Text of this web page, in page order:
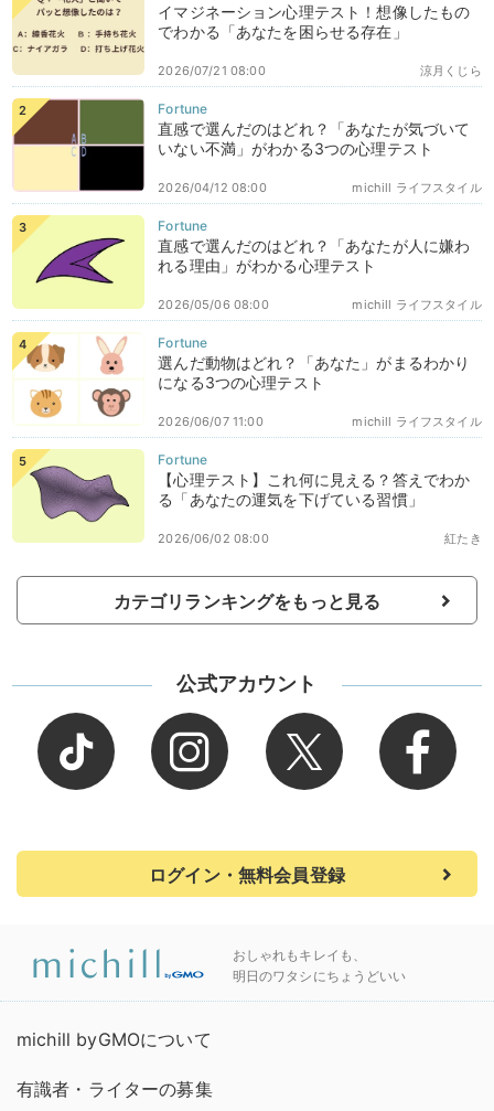
イマジネーション心理テスト！想像したもの
でわかる「あなたを困らせる存在」
涼月くじら
2026/07/21 08:00
直感で選んだのはどれ？「あなたが気づいて
いない不満」がわかる3つの心理テスト
michill ライフスタイル
2026/04/12 08:00
直感で選んだのはどれ？「あなたが人に嫌わ
れる理由」がわかる心理テスト
michill ライフスタイル
2026/05/06 08:00
選んだ動物はどれ？「あなた」がまるわかり
になる3つの心理テスト
michill ライフスタイル
2026/06/07 11:00
【心理テスト】これ何に見える？答えでわか
る「あなたの運気を下げている習慣」
紅たき
2026/06/02 08:00
カテゴリランキングをもっと見る
公式アカウント
ログイン・無料会員登録
おしゃれもキレイも、
明日のワタシにちょうどいい
michill byGMOについて
有識者・ライターの募集